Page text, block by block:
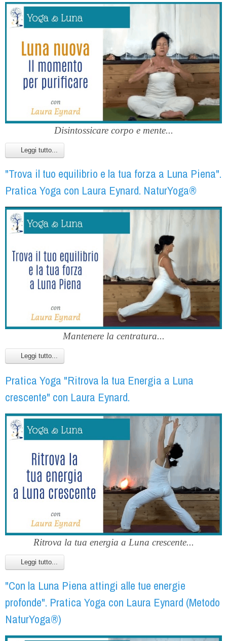
Disintossicare corpo e mente...
Leggi tutto...
"Trova il tuo equilibrio e la tua forza a Luna Piena".
Pratica Yoga con Laura Eynard. NaturYoga®
Mantenere la centratura...
Leggi tutto...
Pratica Yoga "Ritrova la tua Energia a Luna
crescente" con Laura Eynard.
Ritrova la tua energia a Luna crescente...
Leggi tutto...
"Con la Luna Piena attingi alle tue energie
profonde". Pratica Yoga con Laura Eynard (Metodo
NaturYoga®)